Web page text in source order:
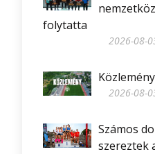
folytatta
2026-08-
Közlemény
2026-08-
Számos
szereztek